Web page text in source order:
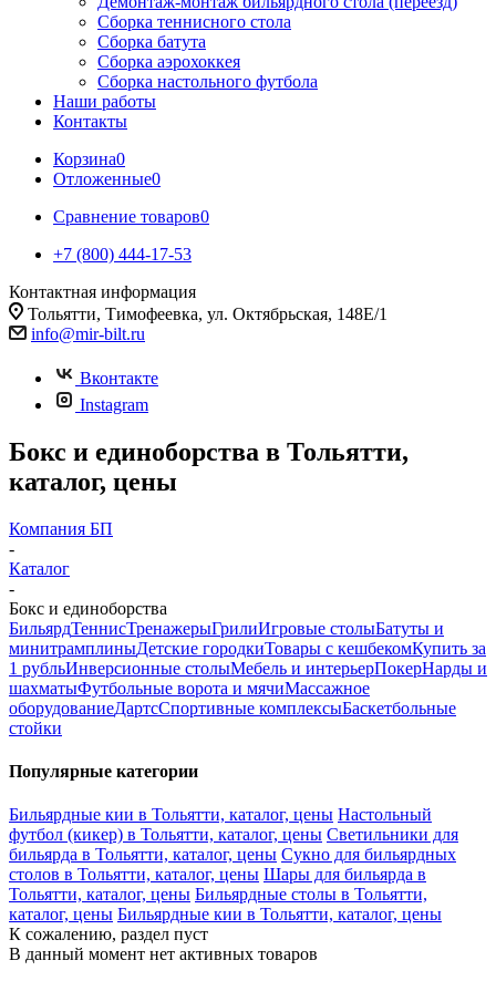
Сборка теннисного стола
Сборка батута
Сборка аэрохоккея
Сборка настольного футбола
Наши работы
Контакты
Корзина0
Отложенные0
Сравнение товаров0
+7 (800) 444-17-53
Контактная информация
Тольятти, Тимофеевка, ул. Октябрьская, 148Е/1
info@mir-bilt.ru
Вконтакте
Instagram
Бокс и единоборства в Тольятти,
каталог, цены
Компания БП
-
Каталог
-
Бокс и единоборства
БильярдТеннисТренажерыГрилиИгровые столыБатуты и
минитрамплиныДетские городкиТовары с кешбекомКупить за
1 рубльИнверсионные столыМебель и интерьерПокерНарды и
шахматыФутбольные ворота и мячиМассажное
оборудованиеДартсСпортивные комплексыБаскетбольные
стойки
Популярные категории
Бильярдные кии в Тольятти, каталог, цены Настольный
футбол (кикер) в Тольятти, каталог, цены Светильники для
бильярда в Тольятти, каталог, цены Сукно для бильярдных
столов в Тольятти, каталог, цены Шары для бильярда в
Тольятти, каталог, цены Бильярдные столы в Тольятти,
каталог, цены Бильярдные кии в Тольятти, каталог, цены
К сожалению, раздел пуст
В данный момент нет активных товаров